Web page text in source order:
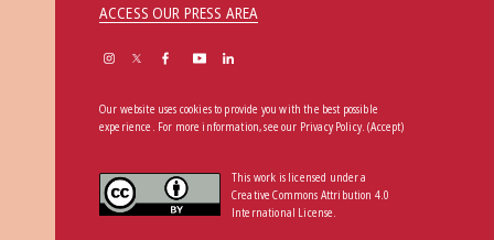
ACCESS OUR PRESS AREA
Our website uses cookies to provide you with the best possible
experience. For more information, see our Privacy Policy.(Accept)
This work is licensed under a
Creative Commons Attribution 4.0
International License.